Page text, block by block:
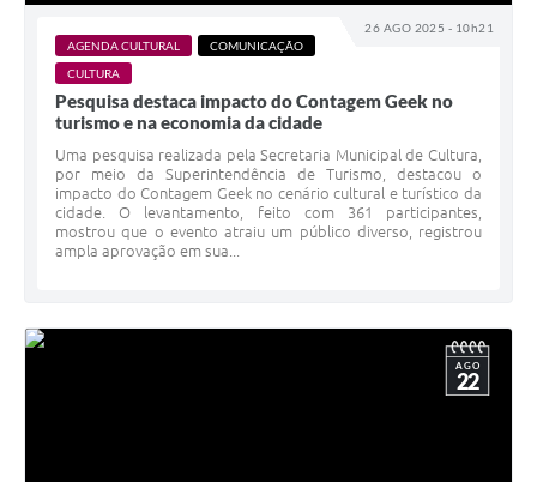
26 AGO 2025 - 10h21
AGENDA CULTURAL
COMUNICAÇÃO
CULTURA
Pesquisa destaca impacto do Contagem Geek no
turismo e na economia da cidade
Uma pesquisa realizada pela Secretaria Municipal de Cultura,
por meio da Superintendência de Turismo, destacou o
impacto do Contagem Geek no cenário cultural e turístico da
cidade. O levantamento, feito com 361 participantes,
mostrou que o evento atraiu um público diverso, registrou
ampla aprovação em sua...
AGO
22